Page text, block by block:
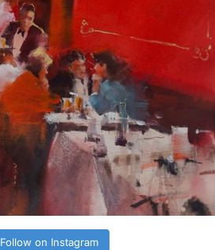
Follow on Instagram